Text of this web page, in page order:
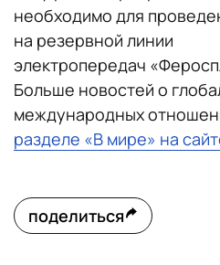
необходимо для
на резервной линии
электропередач
Больше новостей о
международных
разделе «В мире» на
поделиться